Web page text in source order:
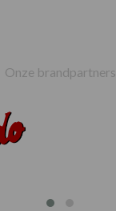
Onze brandpartners